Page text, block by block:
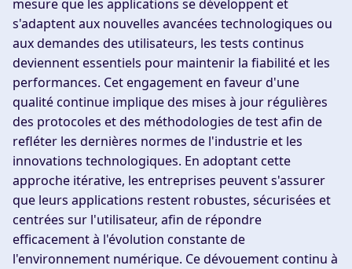
mesure que les applications se développent et
s'adaptent aux nouvelles avancées technologiques ou
aux demandes des utilisateurs, les tests continus
deviennent essentiels pour maintenir la fiabilité et les
performances. Cet engagement en faveur d'une
qualité continue implique des mises à jour régulières
des protocoles et des méthodologies de test afin de
refléter les dernières normes de l'industrie et les
innovations technologiques. En adoptant cette
approche itérative, les entreprises peuvent s'assurer
que leurs applications restent robustes, sécurisées et
centrées sur l'utilisateur, afin de répondre
efficacement à l'évolution constante de
l'environnement numérique. Ce dévouement continu à